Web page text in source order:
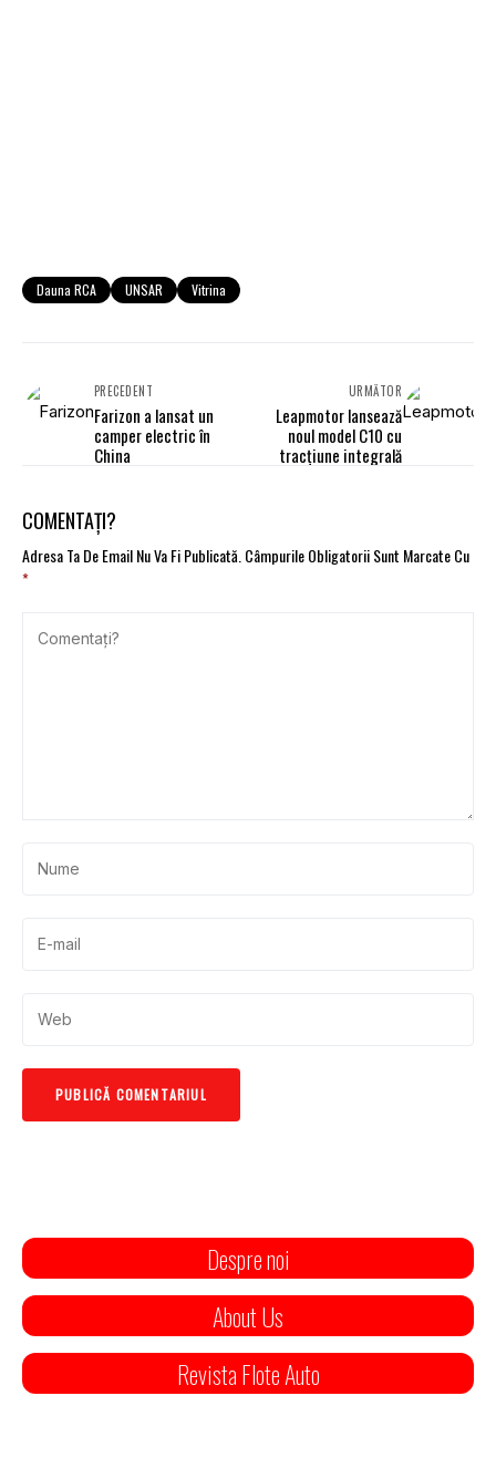
Dauna RCA UNSAR Vitrina
PRECEDENT
Farizon a lansat un
camper electric în
China
URMĂTOR
Leapmotor lansează
noul model C10 cu
tracțiune integrală
COMENTAȚI?
Adresa Ta De Email Nu Va Fi Publicată.Câmpurile Obligatorii Sunt Marcate Cu
*
Despre noi
About Us
Revista Flote Auto